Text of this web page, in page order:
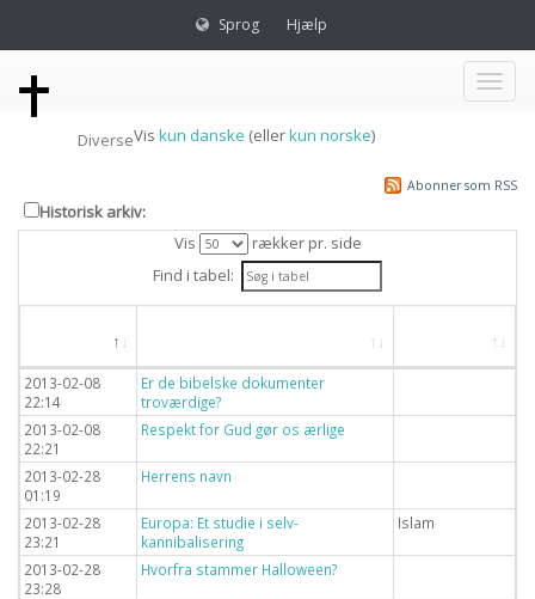
Sprog Hjælp
Toggle
DiverseVis kun danske (ellerkun norske)
Abonner som RSS
Historisk arkiv:
Vis
rækker pr. side
Find i tabel:
2013-02-08
22:14
Er de bibelske dokumenter
troværdige?
2013-02-08
22:21
Respekt for Gud gør os ærlige
2013-02-28
01:19
Herrens navn
2013-02-28
23:21
Europa: Et studie i selv-
kannibalisering
Islam
2013-02-28
23:28
Hvorfra stammer Halloween?